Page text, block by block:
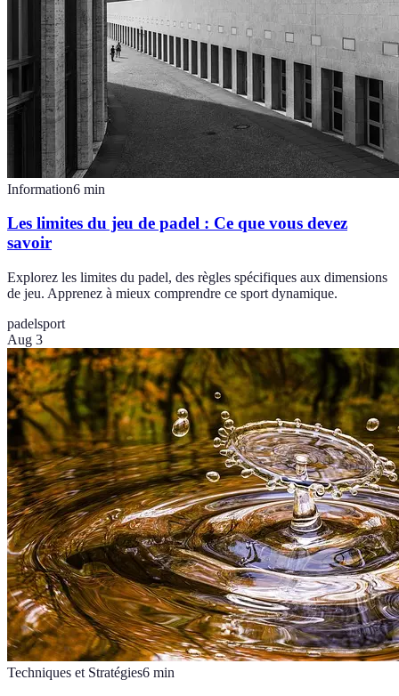
Information6 min
Les limites du jeu de padel : Ce que vous devez
savoir
Explorez les limites du padel, des règles spécifiques aux dimensions
de jeu. Apprenez à mieux comprendre ce sport dynamique.
padelsport
Aug 3
Techniques et Stratégies6 min